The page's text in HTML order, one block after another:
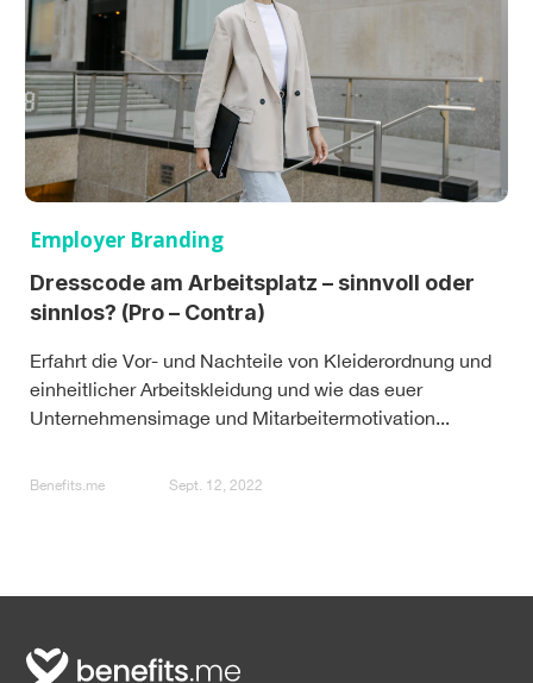
Employer Branding
Dresscode am Arbeitsplatz – sinnvoll oder
sinnlos? (Pro – Contra)
Erfahrt die Vor- und Nachteile von Kleiderordnung und
einheitlicher Arbeitskleidung und wie das euer
Unternehmensimage und Mitarbeitermotivation...
Benefits.me Sept. 12, 2022